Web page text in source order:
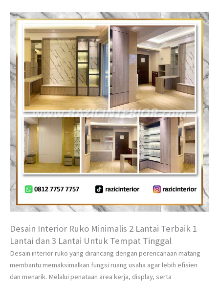
Desain Interior Ruko Minimalis 2 Lantai Terbaik 1
Lantai dan 3 Lantai Untuk Tempat Tinggal
Desain interior ruko yang dirancang dengan perencanaan matang
membantu memaksimalkan fungsi ruang usaha agar lebih efisien
dan menarik. Melalui penataan area kerja, display, serta